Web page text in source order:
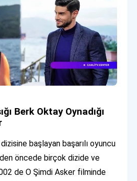
Berk Oktay Oynadığı
dizisine başlayan başarılı oyuncu
öncede birçok dizide ve
de O Şimdi Asker filminde